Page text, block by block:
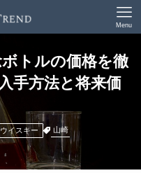
Menu
トルの価格を徹
手方法と将来価
イスキー 山崎